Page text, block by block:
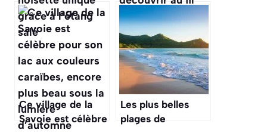
du bassin de Thau,
en Méditerranée,
ont un goût de
noisette unique
grâce à l’étang
salé
capitale du
cresson, une
culture
maraîchère unique
à découvrir au fil
de l’eau
Ce village de la
Savoie est célèbre
pour son lac aux
Les plus belles
plages de